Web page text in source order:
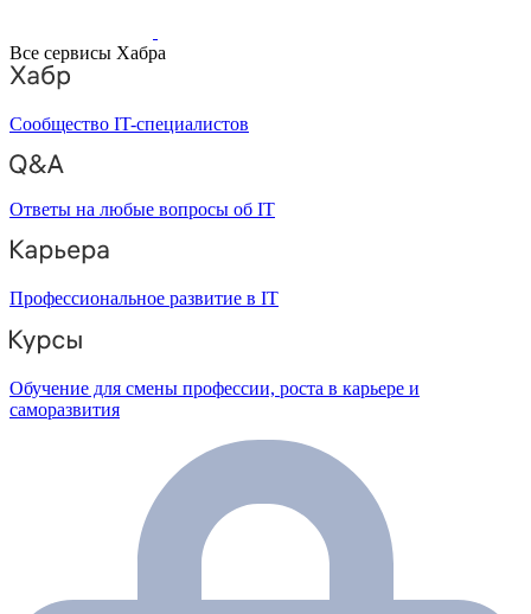
Все сервисы Хабра
Сообщество IT-специалистов
Ответы на любые вопросы об IT
Профессиональное развитие в IT
Обучение для смены профессии, роста в карьере и
саморазвития